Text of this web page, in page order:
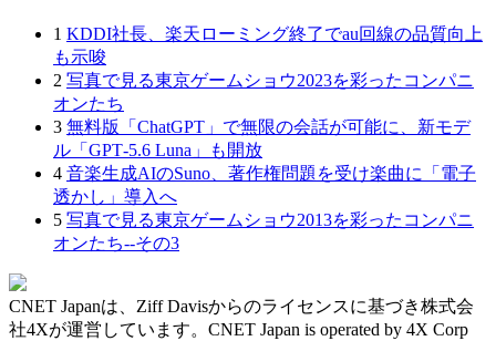
1 KDDI社長、楽天ローミング終了でau回線の品質向上
も示唆
2 写真で見る東京ゲームショウ2023を彩ったコンパニ
オンたち
3 無料版「ChatGPT」で無限の会話が可能に、新モデ
ル「GPT‑5.6 Luna」も開放
4 音楽生成AIのSuno、著作権問題を受け楽曲に「電子
透かし」導入へ
5 写真で見る東京ゲームショウ2013を彩ったコンパニ
オンたち--その3
CNET Japanは、Ziff Davisからのライセンスに基づき株式会
社4Xが運営しています。CNET Japan is operated by 4X Corp